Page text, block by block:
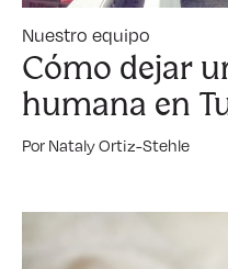
Nuestro equipo
Cómo dejar
humana en
Por Nataly Ortiz-Stehle